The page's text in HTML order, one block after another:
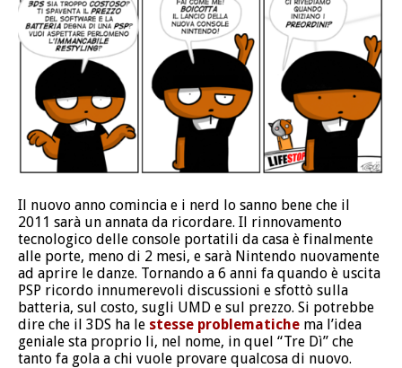
Il nuovo anno comincia e i nerd lo sanno bene che il
2011 sarà un annata da ricordare. Il rinnovamento
tecnologico delle console portatili da casa è finalmente
alle porte, meno di 2 mesi, e sarà Nintendo nuovamente
ad aprire le danze. Tornando a 6 anni fa quando è uscita
PSP ricordo innumerevoli discussioni e sfottò sulla
batteria, sul costo, sugli UMD e sul prezzo. Si potrebbe
dire che il 3DS ha le stesse problematiche ma l’idea
geniale sta proprio li, nel nome, in quel “Tre Dì” che
tanto fa gola a chi vuole provare qualcosa di nuovo.